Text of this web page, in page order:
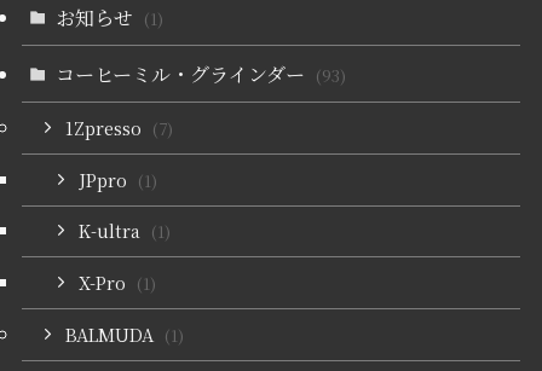
お知らせ (1)
コーヒーミル・グラインダー (93)
1Zpresso (7)
JPpro (1)
K-ultra (1)
X-Pro (1)
BALMUDA (1)